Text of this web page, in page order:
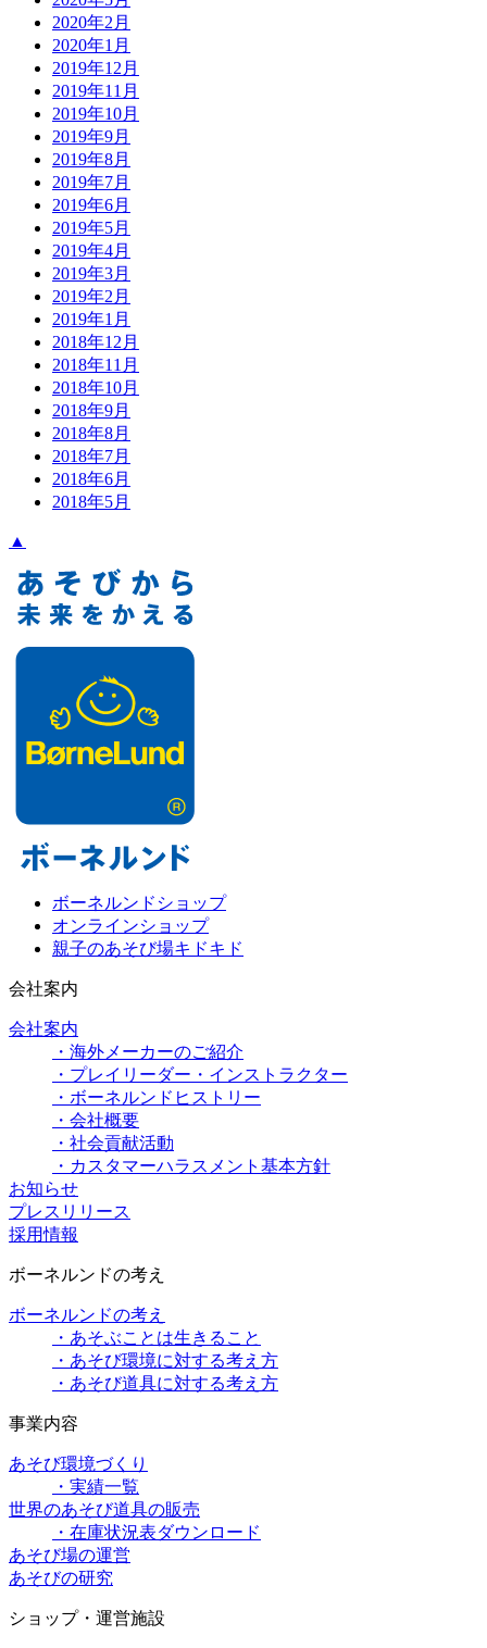
2020年2月
2020年1月
2019年12月
2019年11月
2019年10月
2019年9月
2019年8月
2019年7月
2019年6月
2019年5月
2019年4月
2019年3月
2019年2月
2019年1月
2018年12月
2018年11月
2018年10月
2018年9月
2018年8月
2018年7月
2018年6月
2018年5月
▲
ボーネルンドショップ
オンラインショップ
親子のあそび場キドキド
会社案内
会社案内
・海外メーカーのご紹介
・プレイリーダー・インストラクター
・ボーネルンドヒストリー
・会社概要
・社会貢献活動
・カスタマーハラスメント基本方針
お知らせ
プレスリリース
採用情報
ボーネルンドの考え
ボーネルンドの考え
・あそぶことは生きること
・あそび環境に対する考え方
・あそび道具に対する考え方
事業内容
あそび環境づくり
・実績一覧
世界のあそび道具の販売
・在庫状況表ダウンロード
あそび場の運営
あそびの研究
ショップ・運営施設